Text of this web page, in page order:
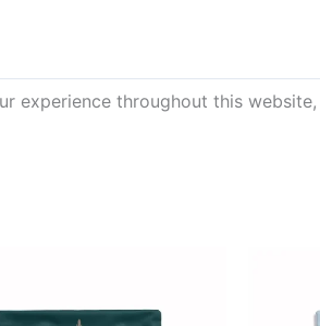
experience throughout this